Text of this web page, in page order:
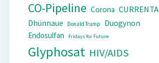
CO-Pipeline Corona CURRENTA
Dhünnaue Donald Trump
Duogynon
Endosulfan
Fridays for Future
Glyphosat HIV/AIDS